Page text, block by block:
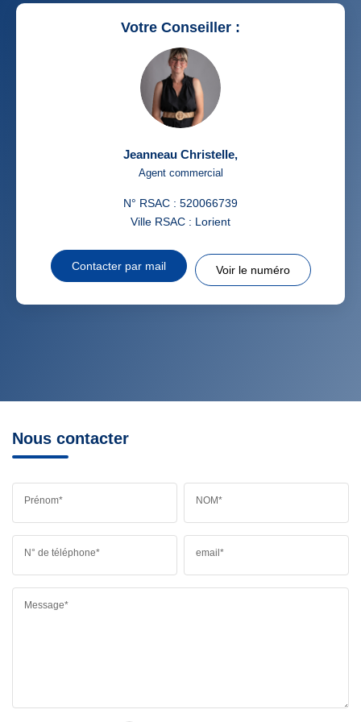
RESTAURANTS ET CAFÉS COMMERCES
Votre Conseiller :
Jeanneau Christelle,
Agent commercial
N° RSAC : 520066739
Ville RSAC : Lorient
Contacter par mail Voir le numéro
Nous contacter
Prénom* NOM*
N° de téléphone* email*
Message*